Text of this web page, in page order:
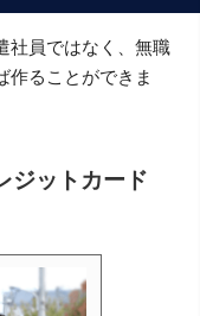
社員ではなく、無職
作ることができま
ジットカード